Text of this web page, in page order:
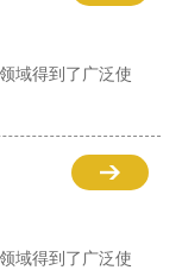
域得到了广泛使
域得到了广泛使